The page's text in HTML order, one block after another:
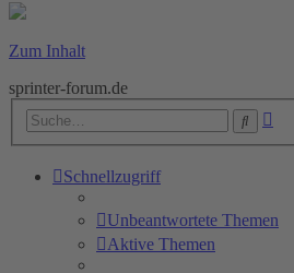
Zum Inhalt
sprinter-forum.de
Suche
Schnellzugriff
Unbeantwortete Themen
Aktive Themen